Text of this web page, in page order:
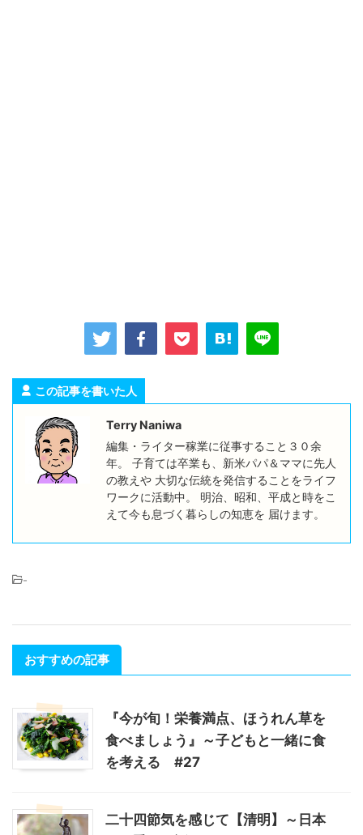
この記事を書いた人
Terry Naniwa
編集・ライター稼業に従事すること３０余
年。 子育ては卒業も、新米パパ＆ママに先人
の教えや 大切な伝統を発信することをライフ
ワークに活動中。 明治、昭和、平成と時をこ
えて今も息づく暮らしの知恵を 届けます。
-
おすすめの記事
『今が旬！栄養満点、ほうれん草を
食べましょう』～子どもと一緒に食
を考える #27
二十四節気を感じて【清明】～日本